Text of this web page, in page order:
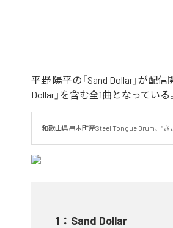
平野 陽平の「Sand Dollar」が配
Dollar」を含む全1曲となっている
和歌山県串本町産Steel Tongue Drum、”さ
1 ： Sand Dollar